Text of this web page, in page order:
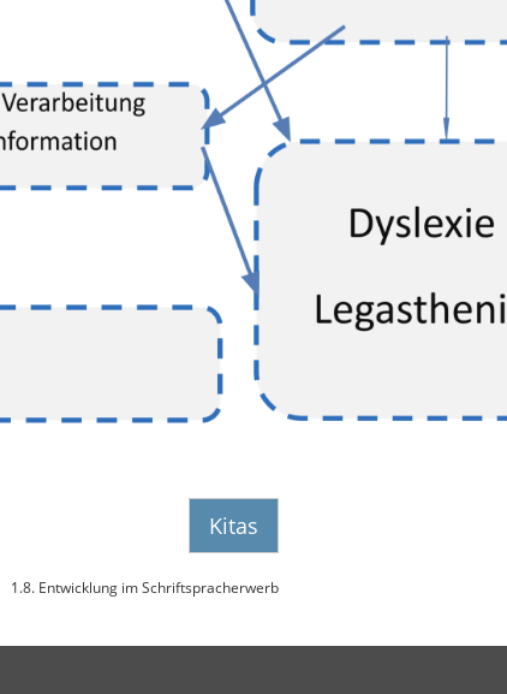
Kitas
1.8. Entwicklung im Schriftspracherwerb